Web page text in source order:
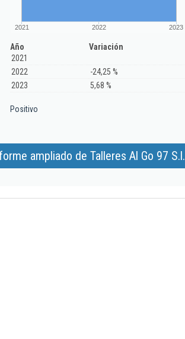
2021 2022 2023
Año
Variación
2021
2022
-24,25 %
2023
5,68 %
Positivo
ampliado de Talleres Al Go 97 S.l.